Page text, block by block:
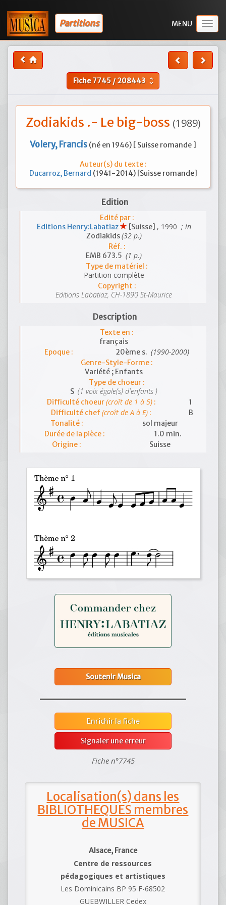
Partitions
Fiche7745 /208443 unfold_more
Zodiakids .- Le big-boss (1989)
Volery, Francis (né en 1946) [ Suisse romande ]
Auteur(s) du texte :
Ducarroz, Bernard (1941-2014) [Suisse romande]
Edition
Edité par :
Editions Henry:Labatiaz
[Suisse] , 1990 ; in
Zodiakids(32 p.)
Réf. :
EMB 673.5 (1 p.)
Type de matériel :
Partition complète
Copyright :
Editions Labatiaz, CH-1890 St-Maurice
Description
Texte en :
français
Epoque :
20ème s. (1990-2000)
Genre-Style-Forme :
Variété ; Enfants
Type de choeur :
S (1 voix égale(s) d'enfants )
Difficulté choeur(croît de 1 à 5):
1
Difficulté chef(croît de A à E) :
B
Tonalité :
sol majeur
Durée de la pièce :
1.0 min.
Origine :
Suisse
Soutenir Musica
Enrichir la fiche
Signaler une erreur
Fiche n°7745
Localisation(s) dans les
BIBLIOTHEQUES membres
de MUSICA
Alsace, France
Centre de ressources
pédagogiques et artistiques
Les Dominicains BP 95 F-68502
GUEBWILLER Cedex